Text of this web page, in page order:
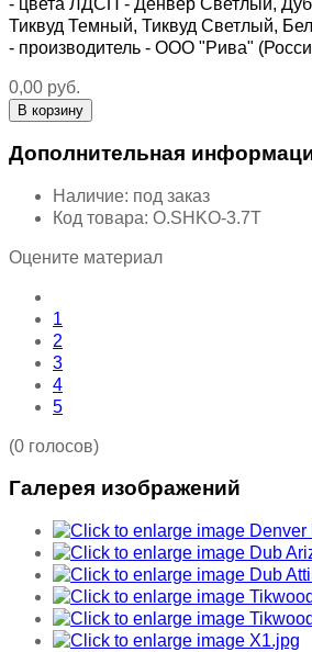
- цвета ЛДСП - Денвер Светлый, Дуб
Тиквуд Темный, Тиквуд Светлый,
- производитель - ООО "Рива"
0,00 руб.
Дополнительная
Наличие: под заказ
Код товара: O.SHKO-3.7T
Оцените материал
1
2
3
4
5
(0 голосов)
Галерея изображений